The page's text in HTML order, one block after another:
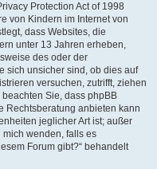
Protection Act of 1998
von Kindern im Internet von
dass Websites, die
unter 13 Jahren erheben,
des oder der
sich unsicher sind, ob dies auf
versuchen, zutrifft, ziehen
Sie, dass phpBB
Rechtsberatung anbieten kann
jeglicher Art ist; außer
mich wenden, falls es
Forum gibt?“ behandelt